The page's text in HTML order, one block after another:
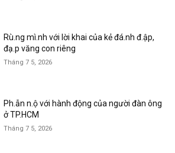
Rù.ng mì.nh với lời khai của kẻ đá.nh đ.ập,
đạ.p văng con riêng
Tháng 7 5, 2026
Ph.ẫn n.ộ với hành động của người đàn ông
ở TP.HCM
Tháng 7 5, 2026